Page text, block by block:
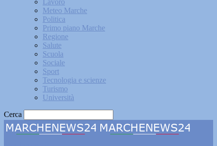
Lavoro
Meteo Marche
Politica
Primo piano Marche
Regione
Salute
Scuola
Sociale
Sport
Tecnologia e scienze
Turismo
Università
Cerca